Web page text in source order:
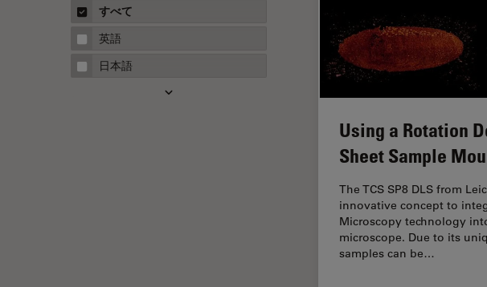
すべて
英語
日本語
Using a Rotation
Sheet Sample
The TCS SP8 DLS from
innovative concept to
Microscopy technology
microscope. Due to its
samples can be…